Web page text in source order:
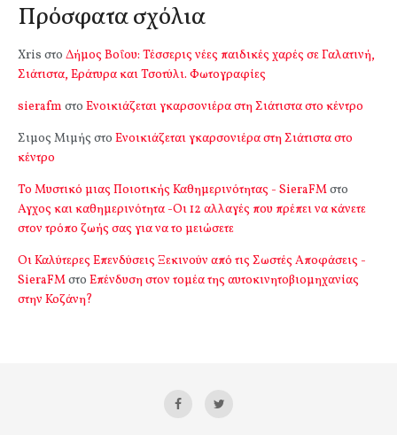
Πρόσφατα σχόλια
Xris στο Δήμος Βοΐου: Τέσσερις νέες παιδικές χαρές σε Γαλατινή,
Σιάτιστα, Εράτυρα και Τσοτύλι. Φωτογραφίες
sierafm στο Ενοικιάζεται γκαρσονιέρα στη Σιάτιστα στο κέντρο
Σιμος Μιμής στο Ενοικιάζεται γκαρσονιέρα στη Σιάτιστα στο
κέντρο
Το Μυστικό μιας Ποιοτικής Καθημερινότητας - SieraFMστο
Αγχος και καθημερινότητα -Οι 12 αλλαγές που πρέπει να κάνετε
στον τρόπο ζωής σας για να το μειώσετε
Οι Καλύτερες Επενδύσεις Ξεκινούν από τις Σωστές Αποφάσεις -
SieraFMστο Επένδυση στον τομέα της αυτοκινητοβιομηχανίας
στην Κοζάνη?